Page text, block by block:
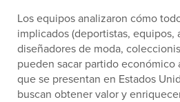
Los equipos analizaron cómo
implicados (deportistas, equipos,
diseñadores de moda,
pueden sacar partido económico
que se presentan en Estados
buscan obtener valor y